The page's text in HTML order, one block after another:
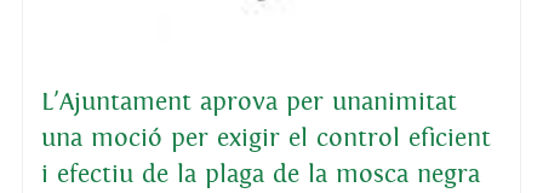
L'Ajuntament aprova per unanimitat
una moció per exigir el control eficient
i efectiu de la plaga de la mosca negra